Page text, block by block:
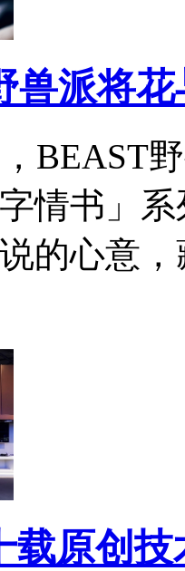
兽派将
BEAST
情书」
的心意
载原创